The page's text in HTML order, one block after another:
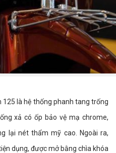
là hệ thống phanh tang trống
xả có ốp bảo vệ mạ chrome,
lại nét thẩm mỹ cao. Ngoài ra,
dụng, được mở bằng chìa khóa